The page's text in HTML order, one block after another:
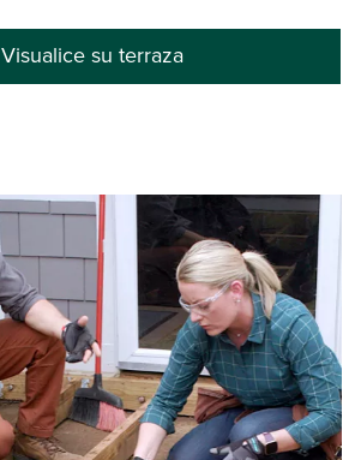
Visualice su terraza